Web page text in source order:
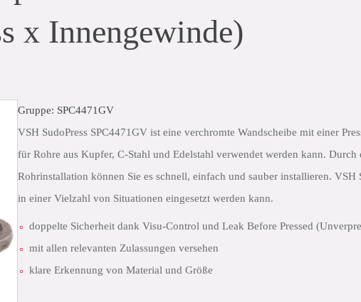
x Innengewinde)
Gruppe: SPC4471GV
VSH SudoPress SPC4471GV ist eine verchromte Wandscheibe mit einer
für Rohre aus Kupfer, C-Stahl und Edelstahl verwendet werden kann.
Rohrinstallation können Sie es schnell, einfach und sauber installieren. VSH
in einer Vielzahl von Situationen eingesetzt werden kann.
doppelte Sicherheit dank Visu-Control und Leak Before Pressed
mit allen relevanten Zulassungen versehen
klare Erkennung von Material und Größe